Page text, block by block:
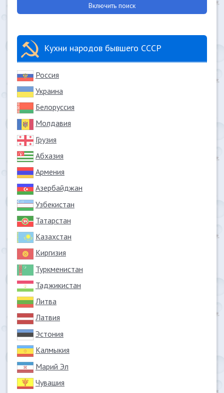
Включить поиск
Кухни народов бывшего СССР
Россия
Украина
Белоруссия
Молдавия
Грузия
Абхазия
Армения
Азербайджан
Узбекистан
Татарстан
Казахстан
Киргизия
Туркменистан
Таджикистан
Литва
Латвия
Эстония
Калмыкия
Марий Эл
Чувашия